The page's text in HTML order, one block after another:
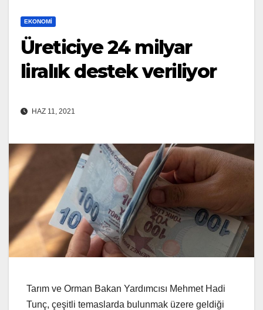
EKONOMI
Üreticiye 24 milyar
liralık destek veriliyor
HAZ 11, 2021
Tarım ve Orman Bakan Yardımcısı Mehmet Hadi
Tunç, çeşitli temaslarda bulunmak üzere geldiği